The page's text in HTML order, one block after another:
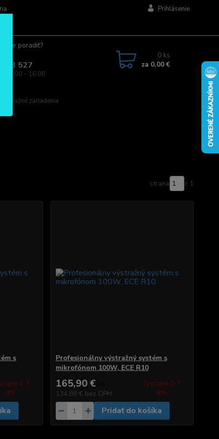
Prihlásenie
poradiť?
963 527
08:00 - 16:00
0 ks
za 0,00 €
výstražné zariadenia
strana z 1
s
2-7
dni.
Profesionálny výstražný systém s
mikrofónom 100W, ECE R10
165,90 €/
134,88 € bez DPH
Zvyčajne 2-7
dni.
Pridať do košíka